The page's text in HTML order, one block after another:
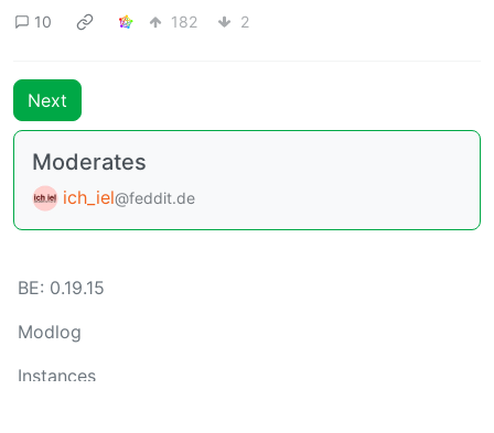
10
182 2
Next
Moderates
ich_iel@feddit.de
BE: 0.19.15
Modlog
Instances